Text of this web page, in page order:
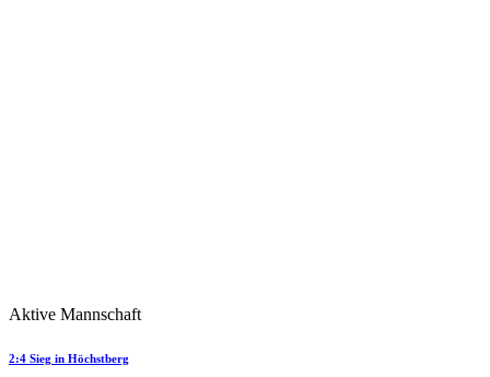
Aktive Mannschaft
2:4 Sieg in Höchstberg